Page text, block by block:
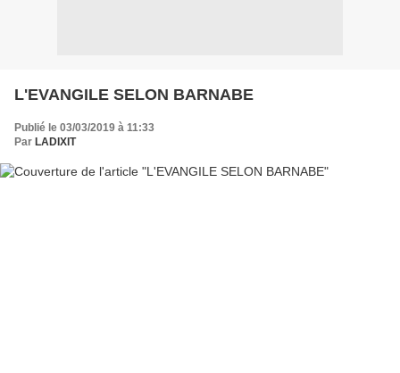
L'EVANGILE SELON BARNABE
Publié le 03/03/2019 à 11:33
Par LADIXIT